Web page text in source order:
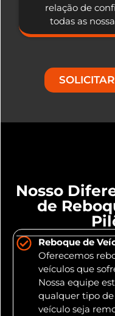
relação de
todas as
Nosso
de
Reboque de
Oferecemos
veículos que
Nossa equipe
qualquer tipo
veículo seja